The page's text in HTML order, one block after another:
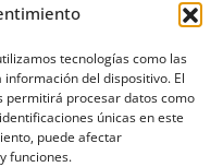
tecnologías como las
del dispositivo. El
permitirá procesar datos como
únicas en este
puede afectar
funciones.
en Bilbao